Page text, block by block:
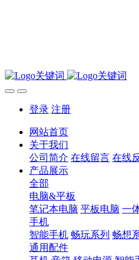
登录 注册
网站首页
关于我们
公司简介 在线留言 在线
产品展示
全部
电脑&平板
笔记本电脑 平板电脑 一
手机
智能手机 畅玩系列 畅想
通用配件